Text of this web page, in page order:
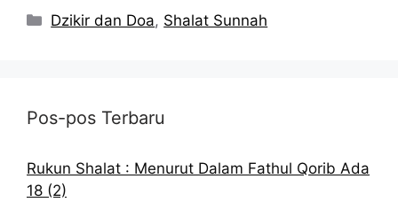
Kategori
Dzikir dan Doa, Shalat Sunnah
Pos-pos Terbaru
Rukun Shalat : Menurut Dalam Fathul Qorib Ada
18 (2)